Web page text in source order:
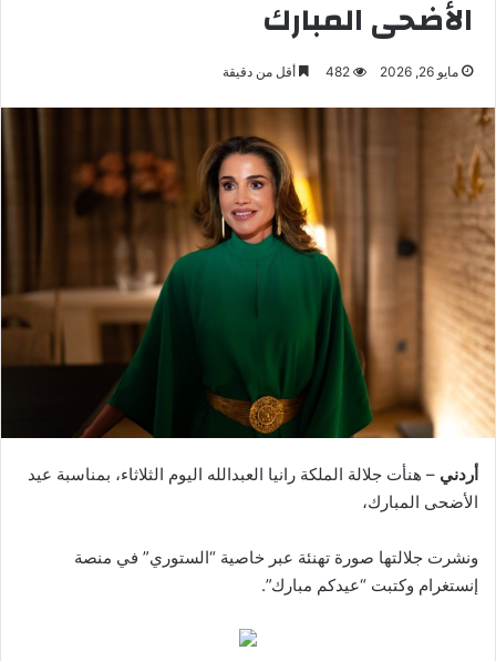
الأضحى المبارك
مايو 26, 2026 482 أقل من دقيقة
أردني – هنأت جلالة الملكة رانيا العبدالله اليوم الثلاثاء، بمناسبة عيد
الأضحى المبارك،
ونشرت جلالتها صورة تهنئة عبر خاصية “الستوري” في منصة
إنستغرام وكتبت “عيدكم مبارك”.